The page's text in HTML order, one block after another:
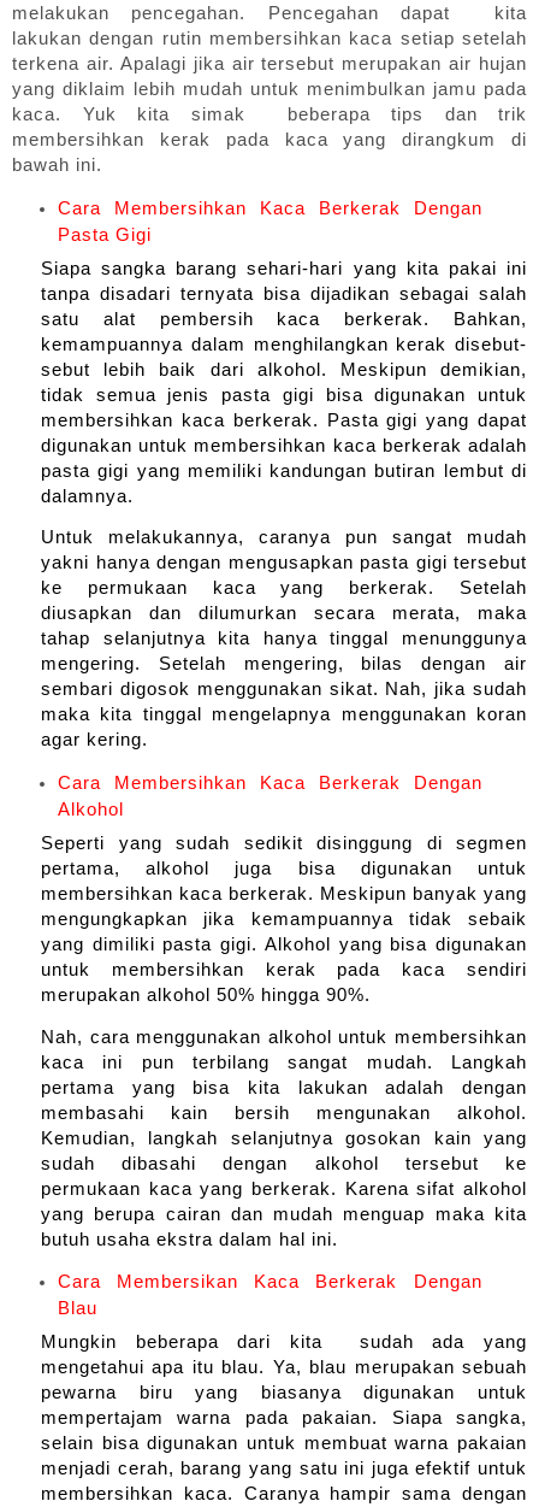
melakukan pencegahan. Pencegahan dapat  kita
lakukan dengan rutin membersihkan kaca setiap setelah
terkena air. Apalagi jika air tersebut merupakan air hujan
yang diklaim lebih mudah untuk menimbulkan jamu pada
kaca. Yuk kita simak  beberapa tips dan trik
membersihkan kerak pada kaca yang dirangkum di
bawah ini.
Cara Membersihkan Kaca Berkerak Dengan
Pasta Gigi
Siapa sangka barang sehari-hari yang kita pakai ini
tanpa disadari ternyata bisa dijadikan sebagai salah
satu alat pembersih kaca berkerak. Bahkan,
kemampuannya dalam menghilangkan kerak disebut-
sebut lebih baik dari alkohol. Meskipun demikian,
tidak semua jenis pasta gigi bisa digunakan untuk
membersihkan kaca berkerak. Pasta gigi yang dapat
digunakan untuk membersihkan kaca berkerak adalah
pasta gigi yang memiliki kandungan butiran lembut di
dalamnya.
Untuk melakukannya, caranya pun sangat mudah
yakni hanya dengan mengusapkan pasta gigi tersebut
ke permukaan kaca yang berkerak. Setelah
diusapkan dan dilumurkan secara merata, maka
tahap selanjutnya kita hanya tinggal menunggunya
mengering. Setelah mengering, bilas dengan air
sembari digosok menggunakan sikat. Nah, jika sudah
maka kita tinggal mengelapnya menggunakan koran
agar kering.
Cara Membersihkan Kaca Berkerak Dengan
Alkohol
Seperti yang sudah sedikit disinggung di segmen
pertama, alkohol juga bisa digunakan untuk
membersihkan kaca berkerak. Meskipun banyak yang
mengungkapkan jika kemampuannya tidak sebaik
yang dimiliki pasta gigi. Alkohol yang bisa digunakan
untuk membersihkan kerak pada kaca sendiri
merupakan alkohol 50% hingga 90%.
Nah, cara menggunakan alkohol untuk membersihkan
kaca ini pun terbilang sangat mudah. Langkah
pertama yang bisa kita lakukan adalah dengan
membasahi kain bersih mengunakan alkohol.
Kemudian, langkah selanjutnya gosokan kain yang
sudah dibasahi dengan alkohol tersebut ke
permukaan kaca yang berkerak. Karena sifat alkohol
yang berupa cairan dan mudah menguap maka kita
butuh usaha ekstra dalam hal ini.
Cara Membersikan Kaca Berkerak Dengan
Blau
Mungkin beberapa dari kita  sudah ada yang
mengetahui apa itu blau. Ya, blau merupakan sebuah
pewarna biru yang biasanya digunakan untuk
mempertajam warna pada pakaian. Siapa sangka,
selain bisa digunakan untuk membuat warna pakaian
menjadi cerah, barang yang satu ini juga efektif untuk
membersihkan kaca. Caranya hampir sama dengan